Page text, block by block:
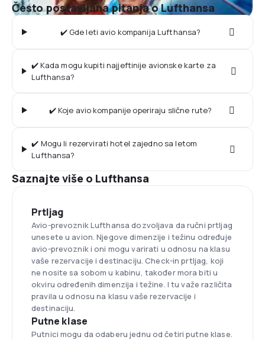
Često postavljana pitanja o Lufthansa
✔️ Gde leti avio kompanija Lufthansa?
✔️ Kada mogu kupiti najjeftinije avionske karte za
Lufthansa?
✔️ Koje avio kompanije operiraju slične rute?
✔️ Mogu li rezervirati hotel zajedno sa letom
Lufthansa?
Saznajte više o Lufthansa
Prtljag
Avio-prevoznik Lufthansa dozvoljava da ručni prtljag
unesete u avion. Njegove dimenzije i težinu određuje
avio-prevoznik i oni mogu varirati u odnosu na klasu
vaše rezervacije i destinaciju. Check-in prtljag, koji
ne nosite sa sobom u kabinu, također mora biti u
okviru određenih dimenzija i težine. I tu važe različita
pravila u odnosu na klasu vaše rezervacije i
destinaciju.
Putne klase
Putnici mogu da odaberu jednu od četiri putne klase.